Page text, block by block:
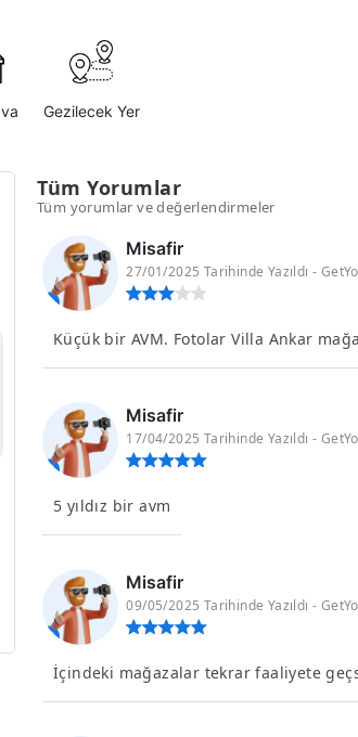
Gezilecek Yer
Tüm Yorumlar
Tüm yorumlar ve değerlendirmeler
Misafir
27/01/2025 Tarihinde Yazıldı -
Küçük bir AVM. Fotolar Villa Ankar
Misafir
17/04/2025 Tarihinde Yazıldı -
5 yıldız bir avm
Misafir
09/05/2025 Tarihinde Yazıldı -
İçindeki mağazalar tekrar faaliyete